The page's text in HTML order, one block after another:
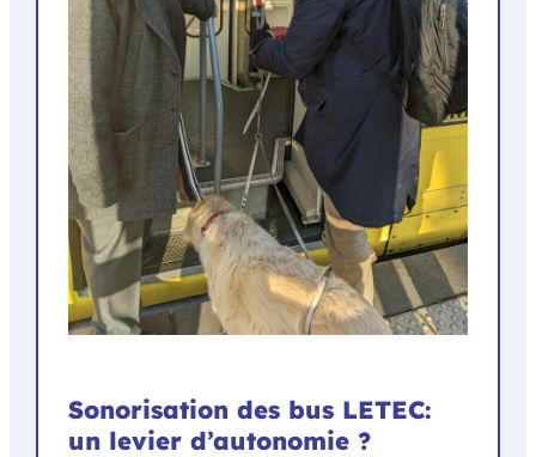
Sonorisation des bus LETEC:
un levier d’autonomie ?